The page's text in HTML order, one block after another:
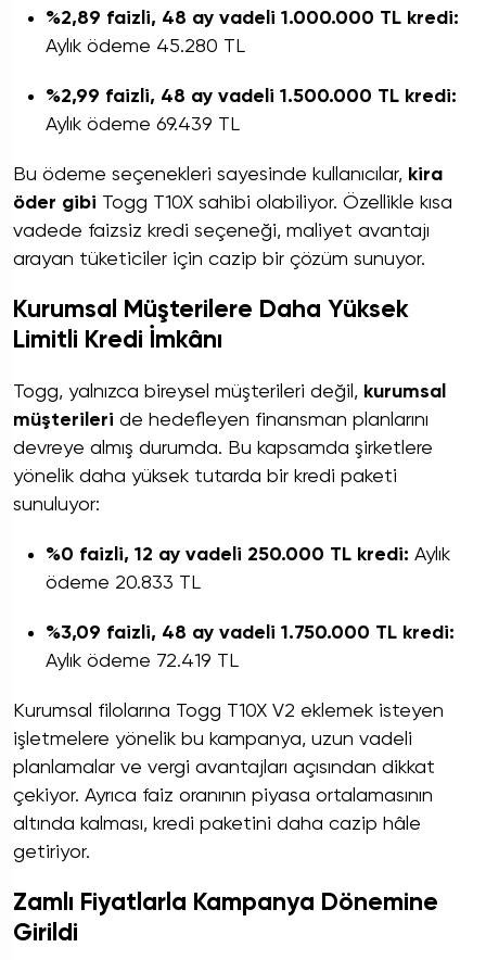
%2,89 faizli, 48 ay vadeli 1.000.000 TL kredi:
Aylık ödeme 45.280 TL
%2,99 faizli, 48 ay vadeli 1.500.000 TL kredi:
Aylık ödeme 69.439 TL
Bu ödeme seçenekleri sayesinde kullanıcılar, kira
öder gibi Togg T10X sahibi olabiliyor. Özellikle kısa
vadede faizsiz kredi seçeneği, maliyet avantajı
arayan tüketiciler için cazip bir çözüm sunuyor.
Kurumsal Müşterilere Daha Yüksek
Limitli Kredi İmkânı
Togg, yalnızca bireysel müşterileri değil, kurumsal
müşterileri de hedefleyen finansman planlarını
devreye almış durumda. Bu kapsamda şirketlere
yönelik daha yüksek tutarda bir kredi paketi
sunuluyor:
%0 faizli, 12 ay vadeli 250.000 TL kredi: Aylık
ödeme 20.833 TL
%3,09 faizli, 48 ay vadeli 1.750.000 TL kredi:
Aylık ödeme 72.419 TL
Kurumsal filolarına Togg T10X V2 eklemek isteyen
işletmelere yönelik bu kampanya, uzun vadeli
planlamalar ve vergi avantajları açısından dikkat
çekiyor. Ayrıca faiz oranının piyasa ortalamasının
altında kalması, kredi paketini daha cazip hâle
getiriyor.
Zamlı Fiyatlarla Kampanya Dönemine
Girildi